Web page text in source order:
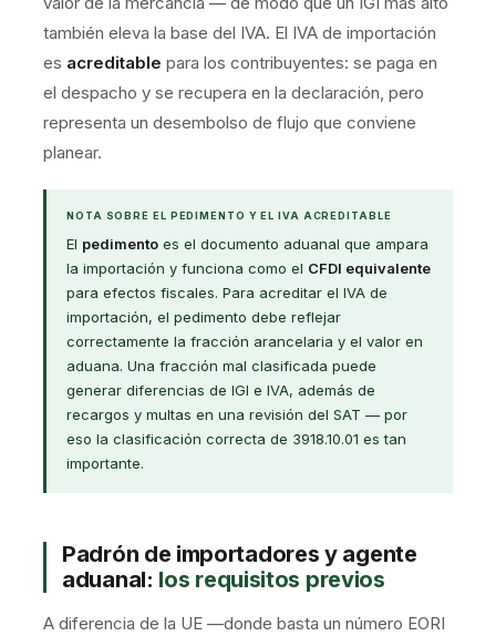
también eleva la base del IVA. El IVA de importación
es acreditable para los contribuyentes: se paga en
el despacho y se recupera en la declaración, pero
representa un desembolso de flujo que conviene
planear.
NOTA SOBRE EL PEDIMENTO Y EL IVA ACREDITABLE
El pedimento es el documento aduanal que ampara
la importación y funciona como el CFDI equivalente
para efectos fiscales. Para acreditar el IVA de
importación, el pedimento debe reflejar
correctamente la fracción arancelaria y el valor en
aduana. Una fracción mal clasificada puede
generar diferencias de IGI e IVA, además de
recargos y multas en una revisión del SAT — por
eso la clasificación correcta de 3918.10.01 es tan
importante.
Padrón de importadores y agente
aduanal: los requisitos previos
A diferencia de la UE —donde basta un número EORI